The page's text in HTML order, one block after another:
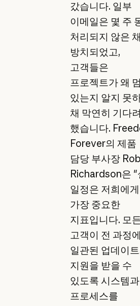
갔습니다. 일부
이메일은 몇 주
처리되지 않은 채
방치되었고,
고객들은
프로젝트가 왜
있는지 알지 못
채 막연히 기다
했습니다.
Forever의 제품
담당 부사장 Rob
Richardson은 "
일정은 저희에게
가장 중요한
지표입니다. 모
고객이 전 과정
일관된 업데이
지원을 받을 수
있도록 시스템과
프로세스를